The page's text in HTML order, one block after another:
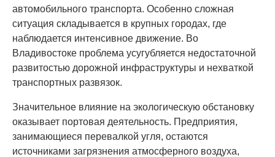
автомобильного транспорта. Особенно сложная
ситуация складывается в крупных городах, где
наблюдается интенсивное движение. Во
Владивостоке проблема усугубляется недостаточной
развитостью дорожной инфраструктуры и нехваткой
транспортных развязок.
Значительное влияние на экологическую обстановку
оказывает портовая деятельность. Предприятия,
занимающиеся перевалкой угля, остаются
источниками загрязнения атмосферного воздуха,